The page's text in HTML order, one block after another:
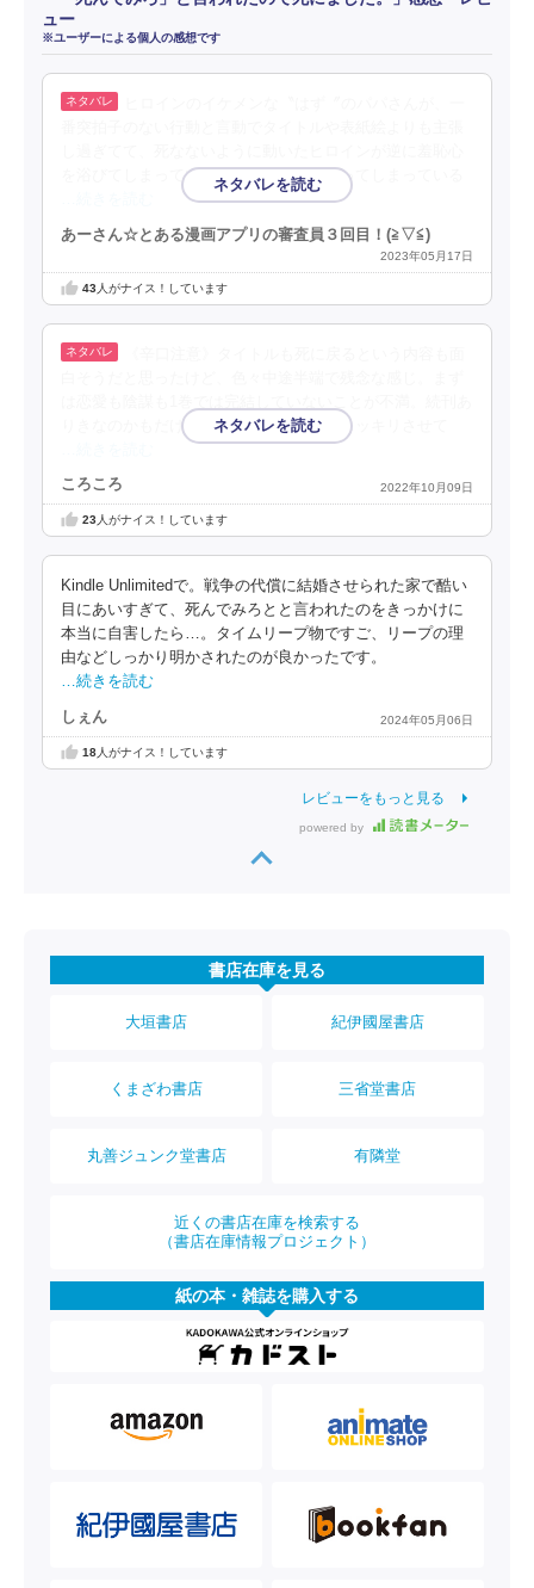
ュー
※ユーザーによる個人の感想です
を浴びてしまっているのが切ない話になってしまっている
あーさん☆とある漫画アプリの審査員３回目！(⁠≧⁠▽⁠≦⁠)
2023年05月17日
43人がナイス！しています
りきなのかもだけど、どちらかだけでもスッキリさせて
ころころ 2022年10月09日
23人がナイス！しています
Kindle Unlimitedで。戦争の代償に結婚させられた家で酷い
目にあいすぎて、死んでみろとと言われたのをきっかけに
本当に自害したら…。タイムリープ物ですご、リープの理
由などしっかり明かされたのが良かったです。
…続きを読む
しぇん 2024年05月06日
18人がナイス！しています
レビューをもっと見る
powered by
書店在庫を見る
大垣書店 紀伊國屋書店
くまざわ書店 三省堂書店
丸善ジュンク堂書店 有隣堂
近くの書店在庫を検索する
（書店在庫情報プロジェクト）
紙の本・雑誌を購入する